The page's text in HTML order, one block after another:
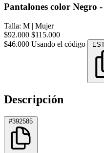
Pantalones color Negro
Talla: M | Mujer
$92.000 $115.000
$46.000 Usando el código
Descripción
#392585